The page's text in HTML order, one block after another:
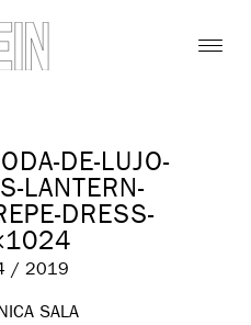
DE-LUJO-
LANTERN-
DRESS-
/ 2019
SALA